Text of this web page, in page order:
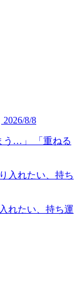
2026/8/8
う…」 「重ねる
れたい、持ち運